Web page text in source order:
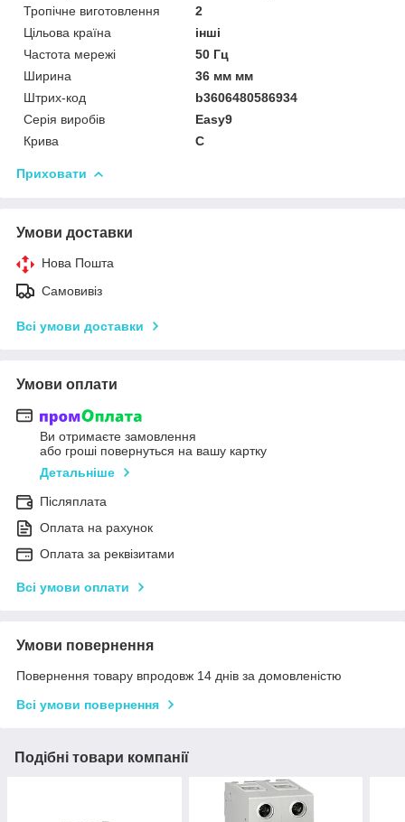
Тропічне виготовлення
2
Цільова країна
інші
Частота мережі
50 Гц
Ширина
36 мм мм
Штрих-код
b3606480586934
Серія виробів
Easy9
Крива
C
Приховати
Умови доставки
Нова Пошта
Самовивіз
Всі умови доставки
Умови оплати
Ви отримаєте замовлення
або гроші повернуться на вашу картку
Детальніше
Післяплата
Оплата на рахунок
Оплата за реквізитами
Всі умови оплати
Умови повернення
Повернення товару впродовж 14 днів за домовленістю
Всі умови повернення
Подібні товари компанії